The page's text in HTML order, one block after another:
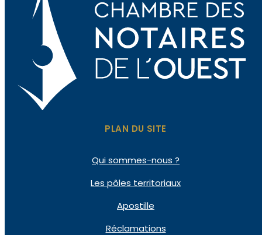
PLAN DU SITE
Quisommes-nous ?
Les pôles territoriaux
Apostille
Réclamations